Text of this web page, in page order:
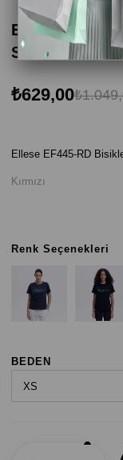
Ellesse
Shirt - Kırmızı
₺629,00
Ellese EF445-RD
Kırmızı
Renk Seçenekleri
BEDEN